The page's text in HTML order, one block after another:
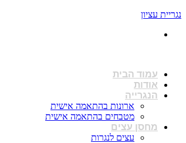
נגריית עציון
עמוד הבית
אודות
הנגרייה
ארונות בהתאמה אישית
מטבחים בהתאמה אישית
מחסן עצים
עצים לנגרות